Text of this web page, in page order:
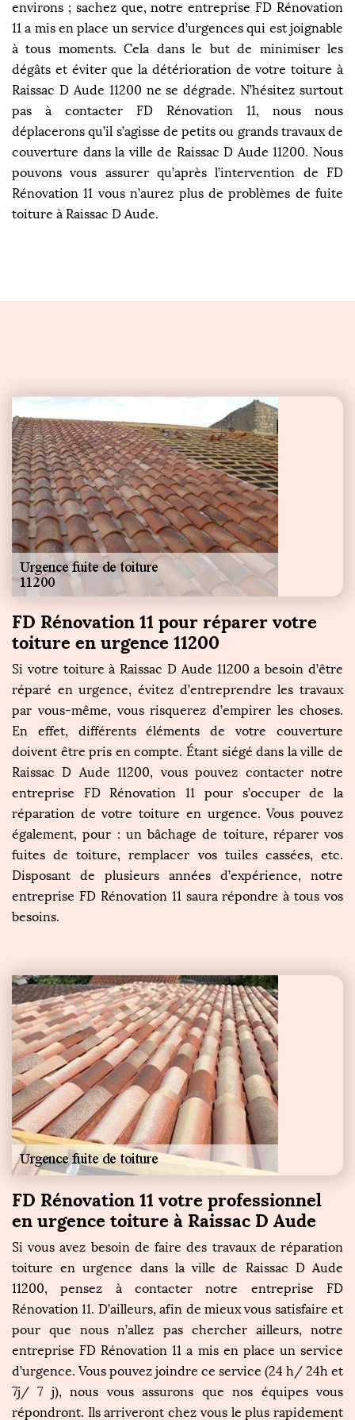
environs ; sachez que, notre entreprise FD Rénovation
11 a mis en place un service d’urgences qui est joignable
à tous moments. Cela dans le but de minimiser les
dégâts et éviter que la détérioration de votre toiture à
Raissac D Aude 11200 ne se dégrade. N’hésitez surtout
pas à contacter FD Rénovation 11, nous nous
déplacerons qu’il s’agisse de petits ou grands travaux de
couverture dans la ville de Raissac D Aude 11200. Nous
pouvons vous assurer qu’après l’intervention de FD
Rénovation 11 vous n’aurez plus de problèmes de fuite
toiture à Raissac D Aude.
FD Rénovation 11 pour réparer votre
toiture en urgence 11200
Si votre toiture à Raissac D Aude 11200 a besoin d’être
réparé en urgence, évitez d’entreprendre les travaux
par vous-même, vous risquerez d’empirer les choses.
En effet, différents éléments de votre couverture
doivent être pris en compte. Étant siégé dans la ville de
Raissac D Aude 11200, vous pouvez contacter notre
entreprise FD Rénovation 11 pour s’occuper de la
réparation de votre toiture en urgence. Vous pouvez
également, pour : un bâchage de toiture, réparer vos
fuites de toiture, remplacer vos tuiles cassées, etc.
Disposant de plusieurs années d’expérience, notre
entreprise FD Rénovation 11 saura répondre à tous vos
besoins.
FD Rénovation 11 votre professionnel
en urgence toiture à Raissac D Aude
Si vous avez besoin de faire des travaux de réparation
toiture en urgence dans la ville de Raissac D Aude
11200, pensez à contacter notre entreprise FD
Rénovation 11. D’ailleurs, afin de mieux vous satisfaire et
pour que nous n’allez pas chercher ailleurs, notre
entreprise FD Rénovation 11 a mis en place un service
d’urgence. Vous pouvez joindre ce service (24 h/ 24h et
7j/ 7 j), nous vous assurons que nos équipes vous
répondront. Ils arriveront chez vous le plus rapidement